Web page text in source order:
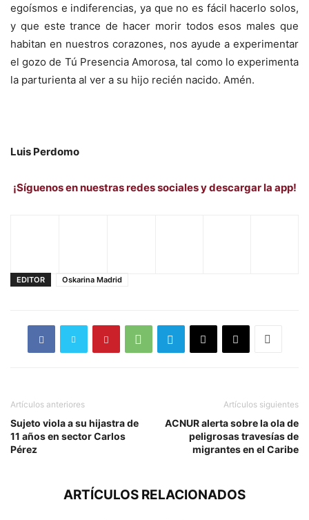
egoísmos e indiferencias, ya que no es fácil hacerlo solos,
y que este trance de hacer morir todos esos males que
habitan en nuestros corazones, nos ayude a experimentar
el gozo de Tú Presencia Amorosa, tal como lo experimenta
la parturienta al ver a su hijo recién nacido. Amén.
Luis Perdomo
¡Síguenos en nuestras redes sociales y descargar la app!
EDITOR Oskarina Madrid
Artículos anteriores
Sujeto viola a su hijastra de
11 años en sector Carlos
Pérez
Artículos siguientes
ACNUR alerta sobre la ola de
peligrosas travesías de
migrantes en el Caribe
ARTÍCULOS RELACIONADOS